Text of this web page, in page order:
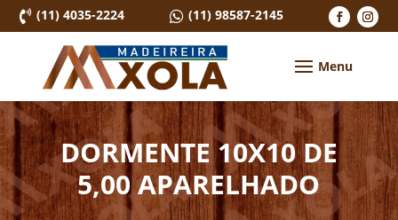
 (11) 4035-2224  (11) 98587-2145
DORMENTE 10X10 DE
5,00 APARELHADO